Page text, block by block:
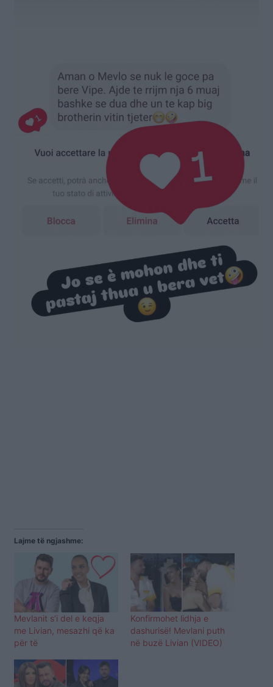
Lajme të ngjashme:
Mevlanit s’i del e keqja
me Livian, mesazhi që ka
për të
Konfirmohet lidhja e
dashurisë! Mevlani puth
në buzë Livian (VIDEO)